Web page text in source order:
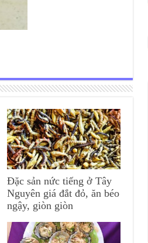
Đặc sản nức tiếng ở Tây
Nguyên giá đắt đỏ, ăn béo
ngậy, giòn giòn